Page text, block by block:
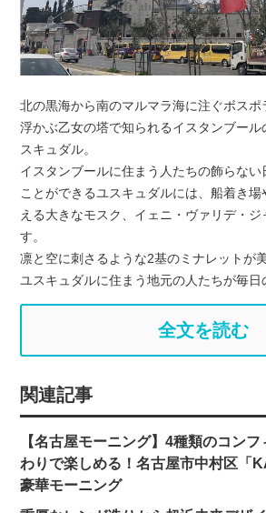
北の黒海から南のマルマラ海に注ぐボスポ
浮かぶ乙女の塔で知られるイスタンブール
スキュダル。
イスタンブールに住まう人たちの飾らない
ことができるユスキュダルには、船着き
える大きなモスク、イェニ・ヴァリデ・ジ
す。
凛と空に刺さるような2基のミナレットが
ユスキュダルに住まう地元の人たちが毎日
全文を読む
関連記事
【名古屋モーニング】4種類のコン
わりで楽しめる！名古屋市中村区「
豪華モーニング